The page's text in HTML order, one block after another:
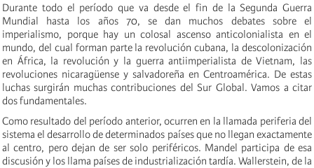
Durante todo el período que va desde el fin de la Segunda Guerra
Mundial hasta los años 70, se dan muchos debates sobre el
imperialismo, porque hay un colosal ascenso anticolonialista en el
mundo, del cual forman parte la revolución cubana, la descolonización
en África, la revolución y la guerra antiimperialista de Vietnam, las
revoluciones nicaragüense y salvadoreña en Centroamérica. De estas
luchas surgirán muchas contribuciones del Sur Global. Vamos a citar
dos fundamentales.
Como resultado del período anterior, ocurren en la llamada periferia del
sistema el desarrollo de determinados países que no llegan exactamente
al centro, pero dejan de ser solo periféricos. Mandel participa de esa
discusión y los llama países de industrialización tardía. Wallerstein, de la